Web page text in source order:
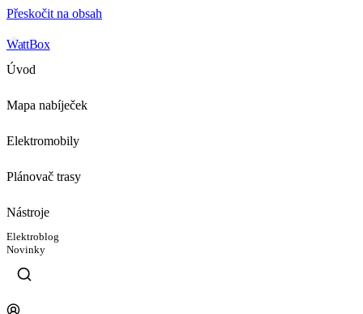
Přeskočit na obsah
WattBox
Úvod
Mapa nabíječek
Elektromobily
Plánovač trasy
Nástroje
Elektroblog
Novinky